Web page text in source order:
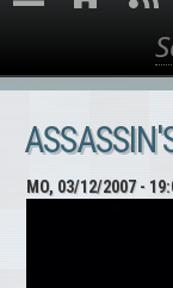
MO, 03/12/2007 -